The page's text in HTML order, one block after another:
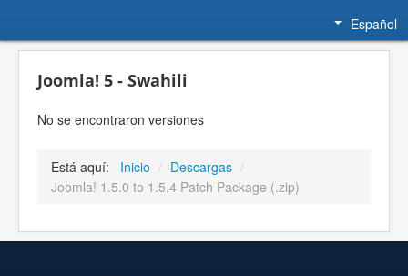
Español
Joomla! 5 - Swahili
No se encontraron versiones
Está aquí: Inicio / Descargas /
Joomla! 1.5.0 to 1.5.4 Patch Package (.zip)